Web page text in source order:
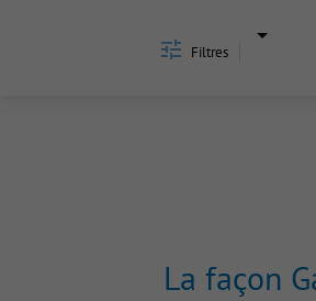
Filtres
La façon